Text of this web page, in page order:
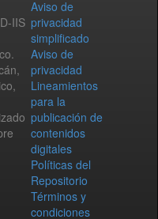
IIS
Aviso de
privacidad
simplificado
Aviso de
privacidad
Lineamientos
para la
publicación de
contenidos
digitales
Políticas del
Repositorio
Términos y
condiciones